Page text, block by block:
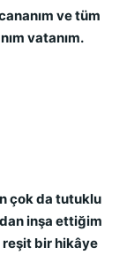
ve tüm
vatanım.
çok da tutuklu
inşa ettiğim
reşit bir hikâye